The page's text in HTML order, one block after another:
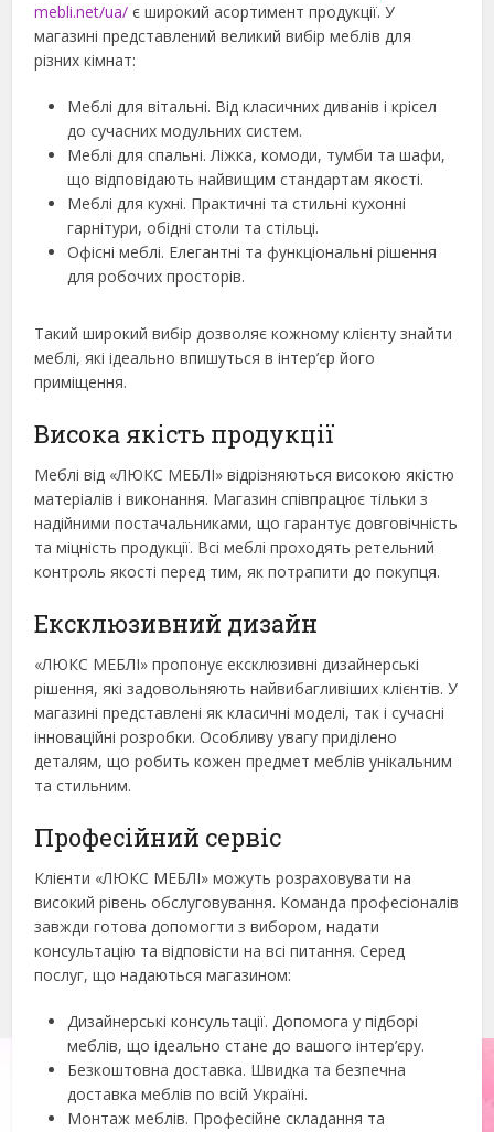
mebli.net/ua/ є широкий асортимент продукції. У
магазині представлений великий вибір меблів для
різних кімнат:
Меблі для вітальні. Від класичних диванів і крісел
до сучасних модульних систем.
Меблі для спальні. Ліжка, комоди, тумби та шафи,
що відповідають найвищим стандартам якості.
Меблі для кухні. Практичні та стильні кухонні
гарнітури, обідні столи та стільці.
Офісні меблі. Елегантні та функціональні рішення
для робочих просторів.
Такий широкий вибір дозволяє кожному клієнту знайти
меблі, які ідеально впишуться в інтер’єр його
приміщення.
Висока якість продукції
Меблі від «ЛЮКС МЕБЛІ» відрізняються високою якістю
матеріалів і виконання. Магазин співпрацює тільки з
надійними постачальниками, що гарантує довговічність
та міцність продукції. Всі меблі проходять ретельний
контроль якості перед тим, як потрапити до покупця.
Ексклюзивний дизайн
«ЛЮКС МЕБЛІ» пропонує ексклюзивні дизайнерські
рішення, які задовольняють найвибагливіших клієнтів. У
магазині представлені як класичні моделі, так і сучасні
інноваційні розробки. Особливу увагу приділено
деталям, що робить кожен предмет меблів унікальним
та стильним.
Професійний сервіс
Клієнти «ЛЮКС МЕБЛІ» можуть розраховувати на
високий рівень обслуговування. Команда професіоналів
завжди готова допомогти з вибором, надати
консультацію та відповісти на всі питання. Серед
послуг, що надаються магазином:
Дизайнерські консультації. Допомога у підборі
меблів, що ідеально стане до вашого інтер’єру.
Безкоштовна доставка. Швидка та безпечна
доставка меблів по всій Україні.
Монтаж меблів. Професійне складання та